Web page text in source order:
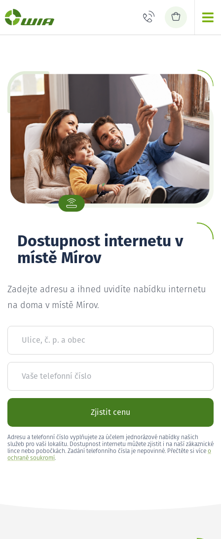
Dostupnost internetu v
místě Mírov
Zadejte adresu a ihned uvidíte nabídku internetu
na doma v místě Mírov.
Ulice, č. p. a obec
Vaše telefonní číslo
Zjistit cenu
Adresu a telefonní číslo vyplňujete za účelem jednorázové nabídky našich
služeb pro vaši lokalitu. Dostupnost internetu můžete zjistit i na naší zákaznické
lince nebo pobočkách. Zadání telefonního čísla je nepovinné. Přečtěte si více o
ochraně soukromí.